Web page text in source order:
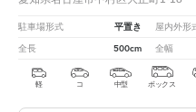
駐車場形式 平置き 屋内外形
全長 500cm 全幅
軽 コ 中型 ボックス